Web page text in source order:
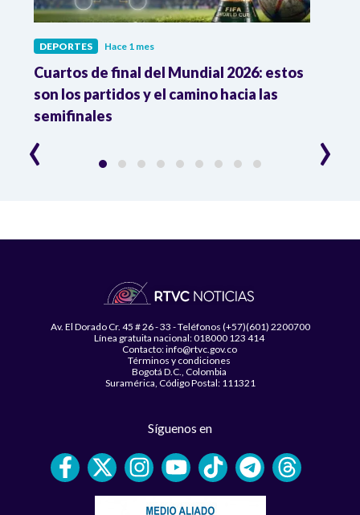
DEPORTES Hace 1 mes
Cuartos de final del Mundial 2026: estos
son los partidos y el camino hacia las
semifinales
‹ ›
Av. El Dorado Cr. 45 # 26 - 33 - Teléfonos (+57)(601) 2200700
Línea gratuita nacional: 018000 123 414
Contacto: info@rtvc.gov.co
Términos y condiciones
Bogotá D.C., Colombia
Suramérica, Código Postal: 111321
Síguenos en